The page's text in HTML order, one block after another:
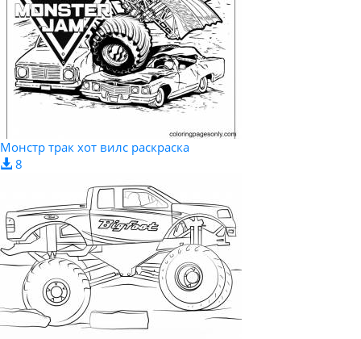
Монстр трак хот вилс раскраска
8